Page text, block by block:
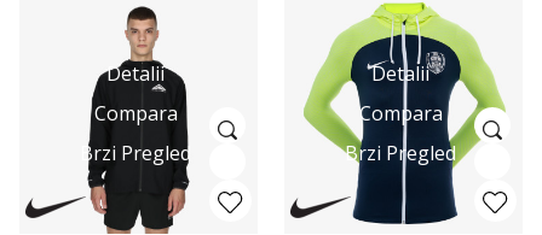
Detalii
Compara
Brzi Pregled
Detalii
Compara
Brzi Pregled